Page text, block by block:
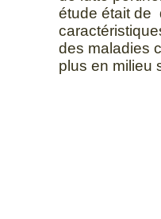
étude était de
des maladies
plus en milieu